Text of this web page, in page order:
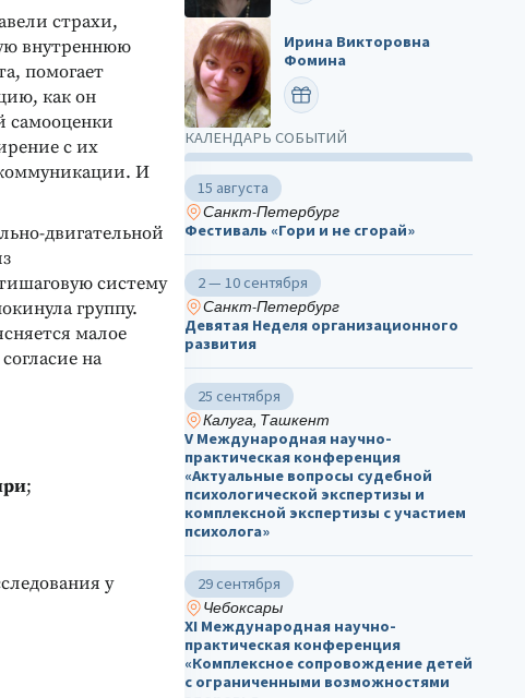
страхи,
внутреннюю
помогает
как он
самооценки
с их
И
двигательной
систему
группу.
малое
на
;
у
Ирина Викторовна
Фомина
ПОЗДРАВИТЬ
КАЛЕНДАРЬ СОБЫТИЙ
15 августа
Санкт-Петербург
Фестиваль «Гори и не сгорай»
2 — 10 сентября
Санкт-Петербург
Девятая Неделя организационного
развития
25 сентября
Калуга, Ташкент
V Международная научно-
практическая конференция
«Актуальные вопросы судебной
психологической экспертизы и
комплексной экспертизы с участием
психолога»
29 сентября
Чебоксары
ХΙ Международная научно-
практическая конференция
«Комплексное сопровождение детей
с ограниченными возможностями